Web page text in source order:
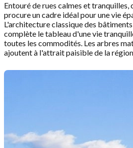
Entouré de rues calmes et
procure un cadre idéal pour une vie
L'architecture classique des
complète le tableau d'une vie
toutes les commodités. Les arbres
ajoutent à l'attrait paisible de la